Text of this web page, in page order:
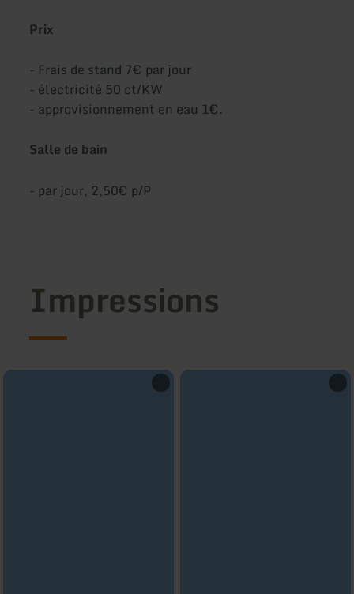
Prix
- Frais de stand 7€ par jour
- électricité 50 ct/KW
- approvisionnement en eau 1€.
Salle de bain
- par jour, 2,50€ p/P
Impressions